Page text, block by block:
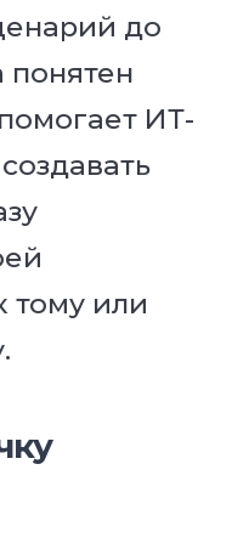
до
понятен
ИТ-
тому или